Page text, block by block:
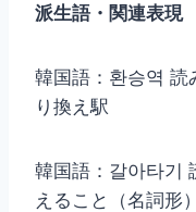
派生語・関連表現
韓国語：환승역 読
り換え駅
韓国語：갈아타기
えること（名詞形）